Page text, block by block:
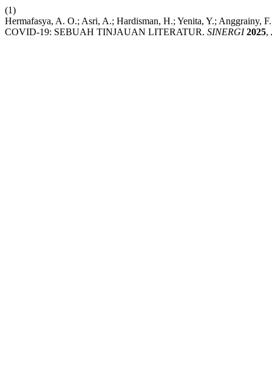
(1)
Hermafasya, A. O.; Asri, A.; Hardisman, H.; Yenita, Y.;
COVID-19: SEBUAH TINJAUAN LITERATUR. SINERGI 2025,